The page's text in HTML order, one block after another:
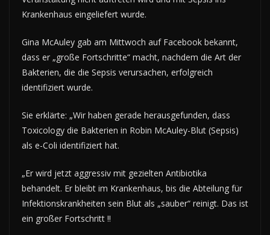
Krankenhaus eingeliefert wurde.
Gina McAuley gab am Mittwoch auf Facebook bekannt,
dass er „große Fortschritte“ macht, nachdem die Art der
Bakterien, die die Sepsis verursachen, erfolgreich
identifiziert wurde.
Sie erklärte: „Wir haben gerade herausgefunden, dass
Toxicology die Bakterien in Robin McAuley-Blut (Sepsis)
als e-Coli identifiziert hat.
„Er wird jetzt aggressiv mit gezielten Antibiotika
behandelt. Er bleibt im Krankenhaus, bis die Abteilung für
Infektionskrankheiten sein Blut als „sauber“ reinigt. Das ist
ein großer Fortschritt !!